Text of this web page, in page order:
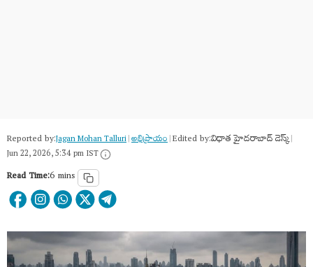
Reported by:Jagan Mohan Talluri|అభిప్రాయం|Edited by:విధాత హైదరాబాద్ డెస్క్|
Jun 22, 2026, 5:34 pm IST
Read Time:6 mins